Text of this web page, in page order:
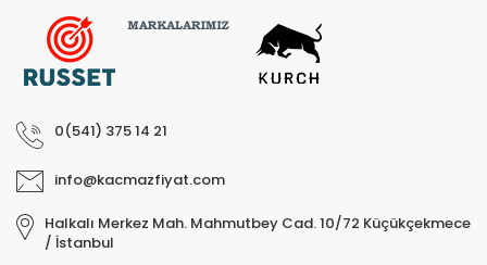
0(541) 375 14 21
info@kacmazfiyat.com
Halkalı Merkez Mah. Mahmutbey Cad. 10/72 Küçükçekmece
/ İstanbul